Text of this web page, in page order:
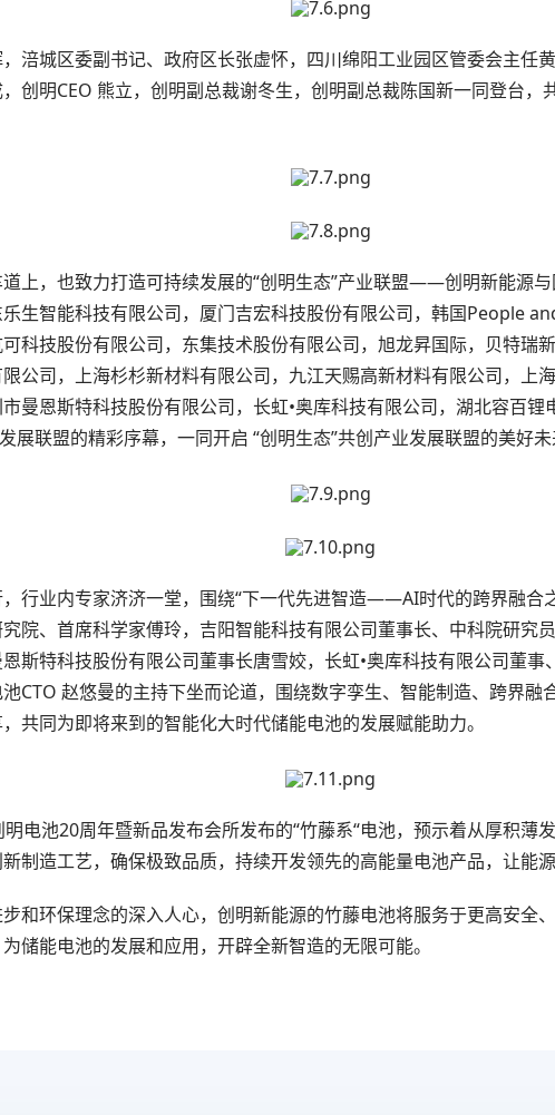
涪城区委副书记、政府区长张虚怀，四川绵阳工业园区管委会主任
创明CEO 熊立，创明副总裁谢冬生，创明副总裁陈国新一同登台，
上，也致力打造可持续发展的“创明生态”产业联盟——创明新能源
生智能科技有限公司，厦门吉宏科技股份有限公司，韩国People
科技股份有限公司，东集技术股份有限公司，旭龙昇国际，贝特瑞
公司，上海杉杉新材料有限公司，九江天赐高新材料有限公司，上
曼恩斯特科技股份有限公司，长虹•奥库科技有限公司，湖北容百
展联盟的精彩序幕，一同开启 “创明生态”共创产业发展联盟的美好未
行业内专家济济一堂，围绕“下一代先进智造——AI时代的跨界融合
院、首席科学家傅玲，吉阳智能科技有限公司董事长、中科院研究
恩斯特科技股份有限公司董事长唐雪姣，长虹•奥库科技有限公司董
CTO 赵悠曼的主持下坐而论道，围绕数字孪生、智能制造、跨界融
共同为即将来到的智能化大时代储能电池的发展赋能助力。
明电池20周年暨新品发布会所发布的“竹藤系“电池，预示着从厚积薄
制造工艺，确保极致品质，持续开发领先的高能量电池产品，让能
和环保理念的深入人心，创明新能源的竹藤电池将服务于更高安全
储能电池的发展和应用，开辟全新智造的无限可能。